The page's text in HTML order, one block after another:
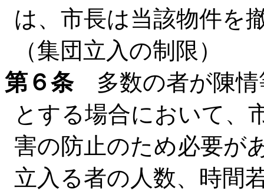
は、市長は当該物件を
（集団立入の制限）
第６条多数の者が陳情
とする場合において、
害の防止のため必要が
立入る者の人数、時間